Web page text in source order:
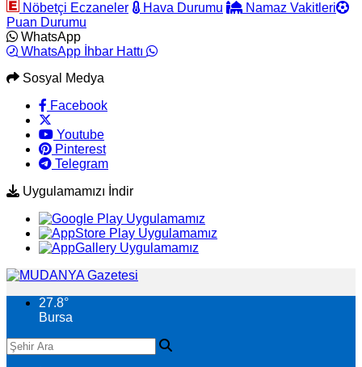
Nöbetçi Eczaneler
Hava Durumu
Namaz Vakitleri
Puan Durumu
WhatsApp
WhatsApp İhbar Hattı
Sosyal Medya
Facebook
Youtube
Pinterest
Telegram
Uygulamamızı İndir
27.8°
Bursa